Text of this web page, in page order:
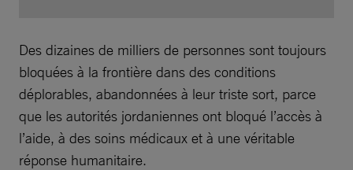
Des dizaines de milliers de personnes sont toujours
bloquées à la frontière dans des conditions
déplorables, abandonnées à leur triste sort, parce
que les autorités jordaniennes ont bloqué l’accès à
l’aide, à des soins médicaux et à une véritable
réponse humanitaire.